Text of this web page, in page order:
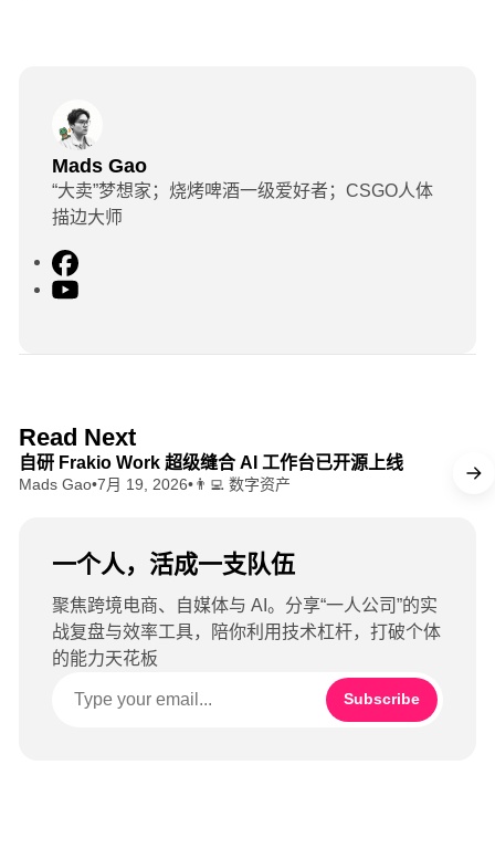
Mads Gao
“大卖”梦想家；烧烤啤酒一级爱好者；CSGO人体
描边大师
F
a
k
Y
e
Read Next
自研 Frakio Work 超级缝合 AI 工作台已开源上线
Mads Gao•7月 19, 2026•👨‍💻 数字资产
一个人，活成一支队伍
聚焦跨境电商、自媒体与 AI。分享“一人公司”的实
战复盘与效率工具，陪你利用技术杠杆，打破个体
的能力天花板
Subscribe